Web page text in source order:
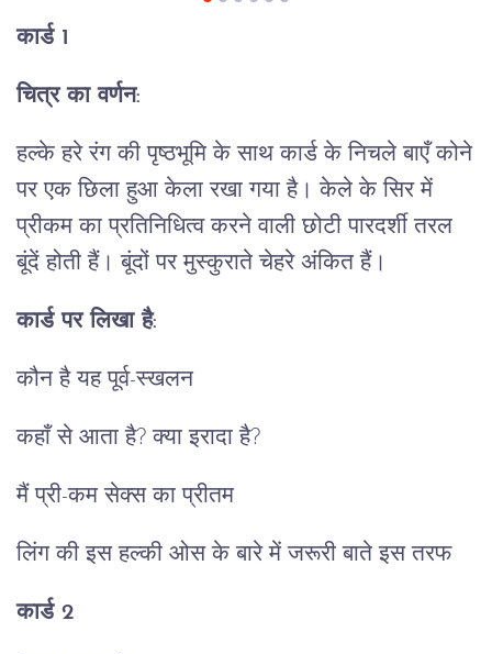
कार्ड 1
चित्र का वर्णन:
हल्के हरे रंग की पृष्ठभूमि के साथ कार्ड के निचले बाएँ कोने
पर एक छिला हुआ केला रखा गया है। केले के सिर में
प्रीकम का प्रतिनिधित्व करने वाली छोटी पारदर्शी तरल
बूंदें होती हैं। बूंदों पर मुस्कुराते चेहरे अंकित हैं।
कार्ड पर लिखा है:
कौन है यह पूर्व-स्खलन
कहाँ से आता है? क्या इरादा है?
मैं प्री-कम सेक्स का प्रीतम
लिंग की इस हल्की ओस के बारे में जरूरी बाते इस तरफ
कार्ड 2